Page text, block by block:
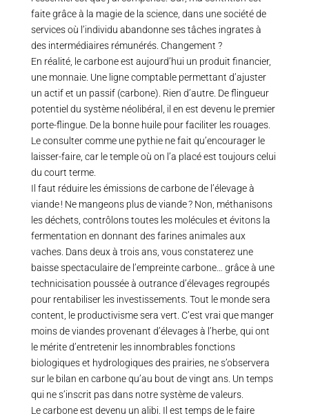
faite grâce à la magie de la science, dans une société de
services où l’individu abandonne ses tâches ingrates à
des intermédiaires rémunérés. Changement ?
En réalité, le carbone est aujourd’hui un produit financier,
une monnaie. Une ligne comptable permettant d’ajuster
un actif et un passif (carbone). Rien d’autre. De flingueur
potentiel du système néolibéral, il en est devenu le premier
porte-flingue. De la bonne huile pour faciliter les rouages.
Le consulter comme une pythie ne fait qu’encourager le
laisser-faire, car le temple où on l’a placé est toujours celui
du court terme.
Il faut réduire les émissions de carbone de l’élevage à
viande ! Ne mangeons plus de viande ? Non, méthanisons
les déchets, contrôlons toutes les molécules et évitons la
fermentation en donnant des farines animales aux
vaches. Dans deux à trois ans, vous constaterez une
baisse spectaculaire de l’empreinte carbone… grâce à une
technicisation poussée à outrance d’élevages regroupés
pour rentabiliser les investissements. Tout le monde sera
content, le productivisme sera vert. C’est vrai que manger
moins de viandes provenant d’élevages à l’herbe, qui ont
le mérite d’entretenir les innombrables fonctions
biologiques et hydrologiques des prairies, ne s’observera
sur le bilan en carbone qu’au bout de vingt ans. Un temps
qui ne s’inscrit pas dans notre système de valeurs.
Le carbone est devenu un alibi. Il est temps de le faire